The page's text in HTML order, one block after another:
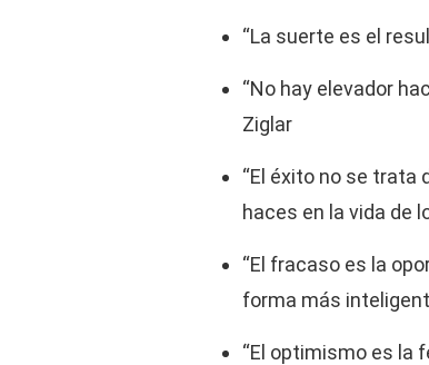
“La suerte es el
“No hay elevador
Ziglar
“El éxito no se trata
haces en la vida de
“El fracaso es la
forma más
“El optimismo es la